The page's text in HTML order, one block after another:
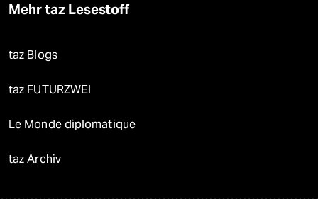
Mehr taz Lesestoff
taz Blogs
taz FUTURZWEI
Le Monde diplomatique
taz Archiv